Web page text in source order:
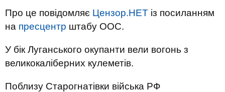
Про це повідомляє Цензор.НЕТ із посиланням
на пресцентр штабу ООС.
У бік Луганського окупанти вели вогонь з
великокаліберних кулеметів.
Поблизу Старогнатівки війська РФ